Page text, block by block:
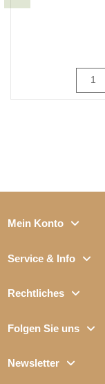
Mein Konto
Service & Info
Rechtliches
Folgen Sie uns
Newsletter